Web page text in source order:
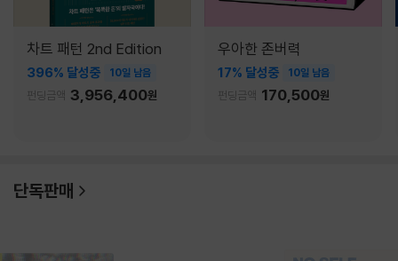
차트 패턴 2nd Edition
396% 달성중 10일 남음
펀딩금액 3,956,400원
우아한 존버력
17% 달성중 10일 남음
펀딩금액 170,500원
단독판매